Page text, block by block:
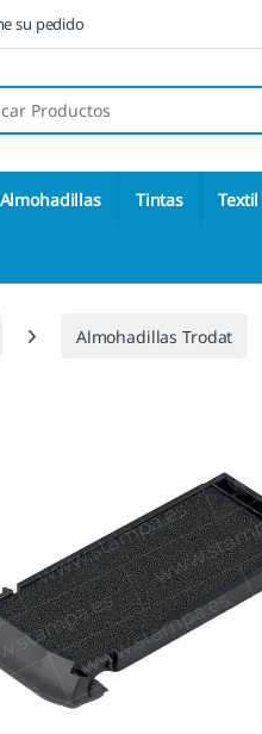
su pedido
de:
Almohadillas Tintas Textil
Almohadillas Trodat